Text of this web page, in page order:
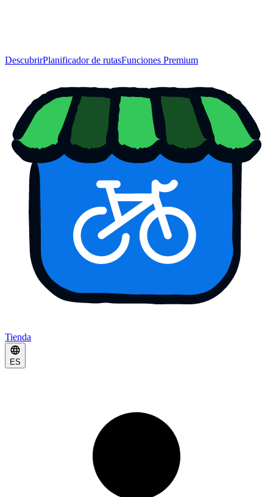
DescubrirPlanificador de rutasFunciones Premium
Tienda
ES